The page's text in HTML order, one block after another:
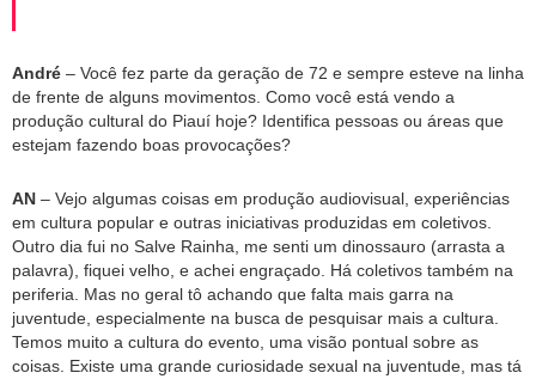
André – Você fez parte da geração de 72 e sempre esteve na linha
de frente de alguns movimentos. Como você está vendo a
produção cultural do Piauí hoje? Identifica pessoas ou áreas que
estejam fazendo boas provocações?
AN – Vejo algumas coisas em produção audiovisual, experiências
em cultura popular e outras iniciativas produzidas em coletivos.
Outro dia fui no Salve Rainha, me senti um dinossauro (arrasta a
palavra), fiquei velho, e achei engraçado. Há coletivos também na
periferia. Mas no geral tô achando que falta mais garra na
juventude, especialmente na busca de pesquisar mais a cultura.
Temos muito a cultura do evento, uma visão pontual sobre as
coisas. Existe uma grande curiosidade sexual na juventude, mas tá